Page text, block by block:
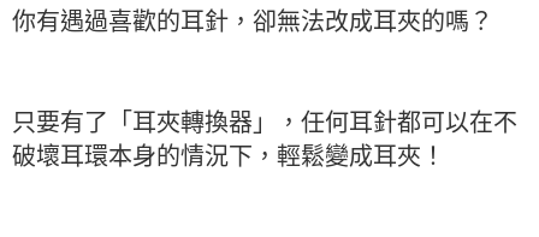
你有遇過喜歡的耳針，卻無法改成耳夾的嗎？
只要有了「耳夾轉換器」，任何耳針都可以在不
破壞耳環本身的情況下，輕鬆變成耳夾！